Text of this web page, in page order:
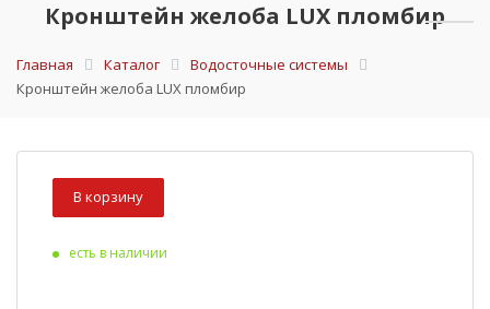
Кронштейн желоба LUX пломбир
Главная Каталог
Водосточные системы
Кронштейн желоба LUX пломбир
В корзину
есть в наличии